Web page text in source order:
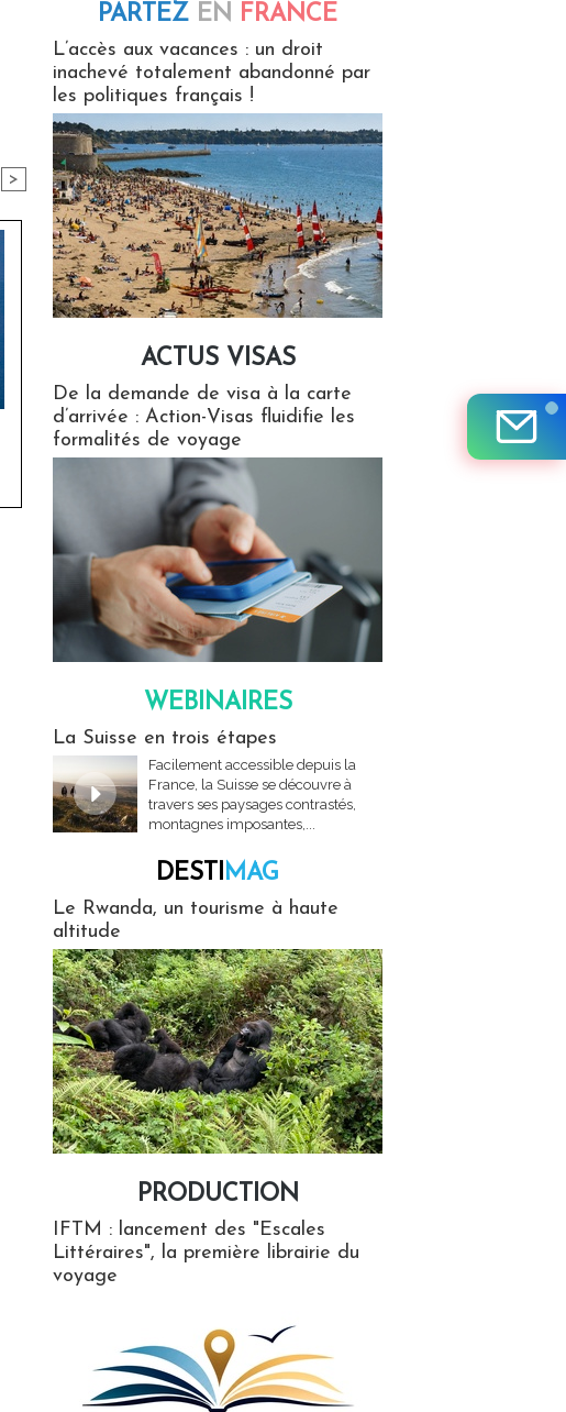
>
PARTEZ EN FRANCE
L’accès aux vacances : un droit
inachevé totalement abandonné par
les politiques français !
ACTUS VISAS
De la demande de visa à la carte
d’arrivée : Action-Visas fluidifie les
formalités de voyage
WEBINAIRES
La Suisse en trois étapes
Facilement accessible depuis la
France, la Suisse se découvre à
travers ses paysages contrastés,
montagnes imposantes,...
DESTIMAG
Le Rwanda, un tourisme à haute
altitude
PRODUCTION
IFTM : lancement des "Escales
Littéraires", la première librairie du
voyage